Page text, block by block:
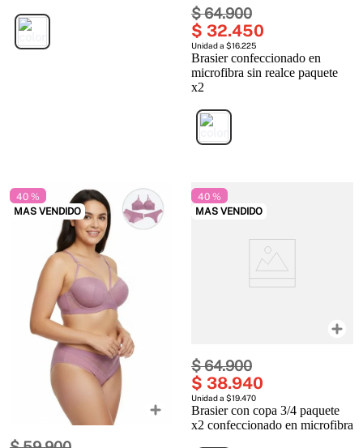
$64.900
$ 32.450
Unidad a $16.225
Brasier confeccionado en
microfibra sin realce paquete
x2
40 %
MAS VENDIDO
40 %
MAS VENDIDO
$64.900
$ 38.940
Unidad a $19.470
Brasier con copa 3/4 paquete
x2 confeccionado en microfibra